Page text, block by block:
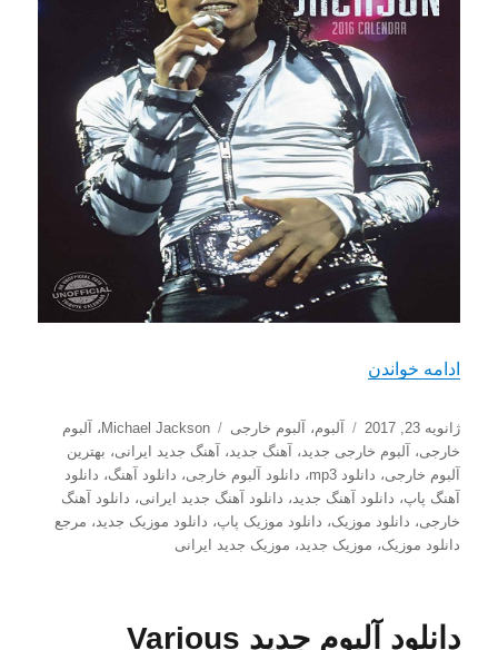
ادامه خواندن
ارسال
شده
در
ژانویه 23, 2017 دسته‌ها
آلبوم، آلبوم خارجی برچسب‌ها
Michael Jackson ،
آلبوم
خارجی، آلبوم خارجی جدید، آهنگ جدید، آهنگ جدید ایرانی، بهترین
آلبوم خارجی، دانلود mp3 ، دانلود آلبوم خارجی، دانلود آهنگ، دانلود
آهنگ پاپ، دانلود آهنگ جدید، دانلود آهنگ جدید ایرانی، دانلود آهنگ
خارجی، دانلود موزیک، دانلود موزیک پاپ، دانلود موزیک جدید، مرجع
دانلود موزیک، موزیک جدید، موزیک جدید ایرانی
دانلود آلبوم جدید Various